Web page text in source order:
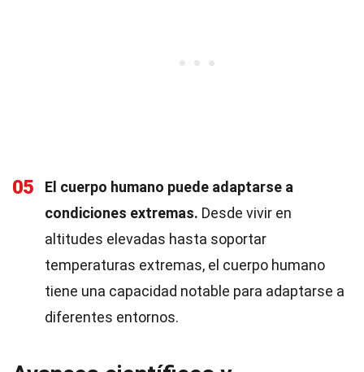
05
El cuerpo humano puede adaptarse a
condiciones extremas. Desde vivir en
altitudes elevadas hasta soportar
temperaturas extremas, el cuerpo humano
tiene una capacidad notable para adaptarse a
diferentes entornos.